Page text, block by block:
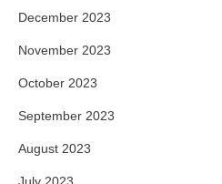
December 2023
November 2023
October 2023
September 2023
August 2023